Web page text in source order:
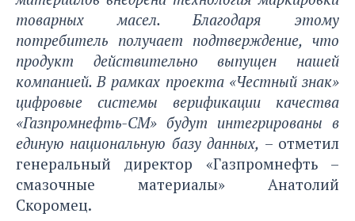
товарных масел. Благодаря этому
потребитель получает подтверждение, что
продукт действительно выпущен нашей
компанией. В рамках проекта «Честный знак»
цифровые системы верификации качества
«Газпромнефть-СМ» будут интегрированы в
единую национальную базу данных, – отметил
генеральный директор «Газпромнефть –
смазочные материалы» Анатолий
Скоромец.